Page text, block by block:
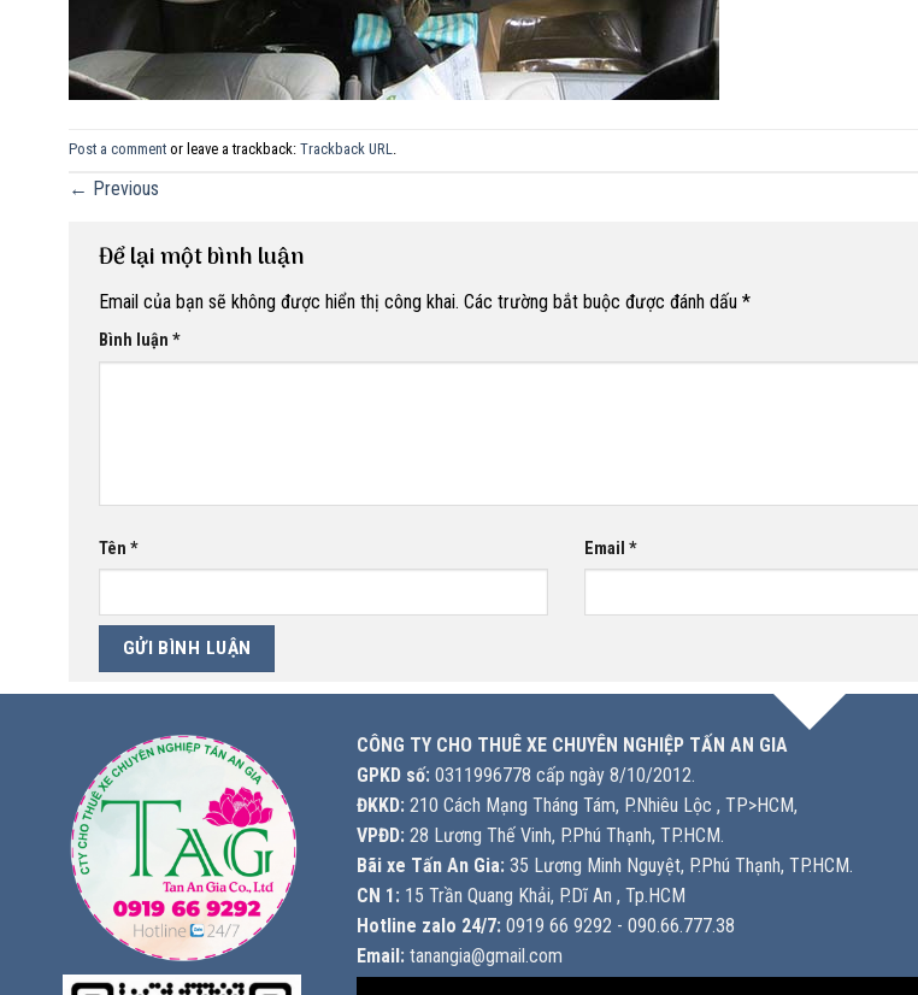
Post a comment or leave a trackback: Trackback URL
← Previous
Để lại một bình luận
Email của bạn sẽ không được hiển thị công khai. Các trường bắt buộc được đánh dấu *
Bình luận *
Tên * Email*
CÔNG TY CHO THUÊ XE CHUYÊN NGHIỆP TẤN AN GIA
GPKD số: 0311996778 cấp ngày 8/10/2012.
ĐKKD: 210 Cách Mạng Tháng Tám, P.Nhiêu Lộc , TP>HCM,
VPĐD: 28 Lương Thế Vinh, P.Phú Thạnh, TP.HCM.
Bãi xe Tấn An Gia: 35 Lương Minh Nguyệt, P.Phú Thạnh, TP.HCM.
CN 1: 15 Trần Quang Khải, P.Dĩ An , Tp.HCM
Hotline zalo 24/7: 0919 66 9292 - 090.66.777.38
Email: tanangia@gmail.com